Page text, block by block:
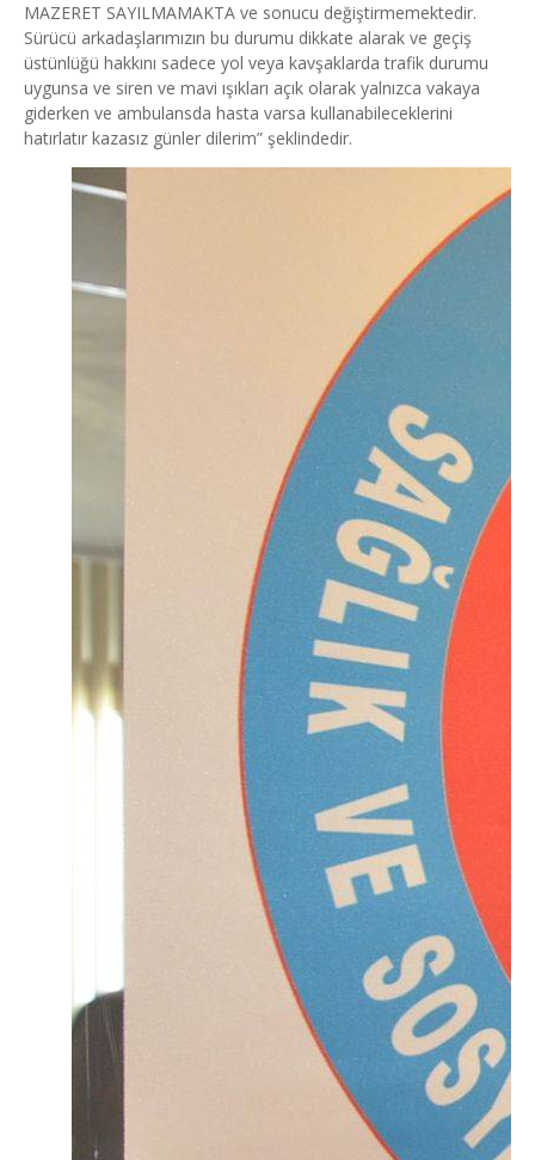
MAZERET SAYILMAMAKTA ve sonucu değiştirmemektedir.
Sürücü arkadaşlarımızın bu durumu dikkate alarak ve geçiş
üstünlüğü hakkını sadece yol veya kavşaklarda trafik durumu
uygunsa ve siren ve mavi ışıkları açık olarak yalnızca vakaya
giderken ve ambulansda hasta varsa kullanabileceklerini
hatırlatır kazasız günler dilerim” şeklindedir.